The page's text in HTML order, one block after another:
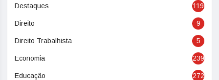
Destaques 119
Direito 9
Direito Trabalhista 5
Economia 239
Educação 272